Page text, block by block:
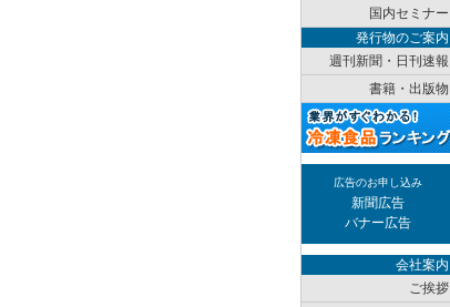
国内セミナー
発行物のご案内
週刊新聞・日刊速報
書籍・出版物
広告のお申し込み
新聞広告
バナー広告
会社案内
ご挨拶